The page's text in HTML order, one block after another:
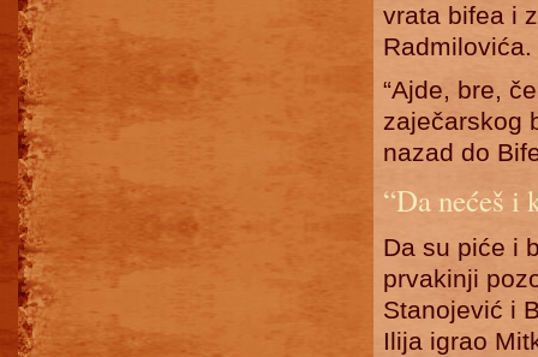
vrata bifea i
Radmilovića.
“Ajde, bre,
zaječarskog
nazad do
“Da nećeš i
Da su piće i
prvakinji
Stanojević i
Ilija igrao